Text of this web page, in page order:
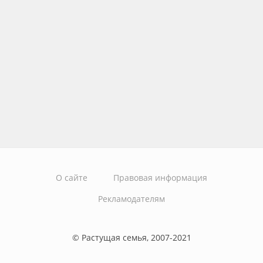
О сайте
Правовая информация
Рекламодателям
© Растущая семья, 2007-2021